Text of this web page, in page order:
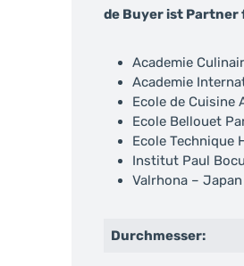
de Buyer ist Partner
Academie
Academie
Ecole de Cuisine
Ecole Bellouet
Ecole Technique
Institut Paul
Valrhona – Japan
Durchmesser: